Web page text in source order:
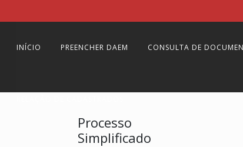
INÍCIO PREENCHER DAEM CONSULTA DE
Processo
Simplificado